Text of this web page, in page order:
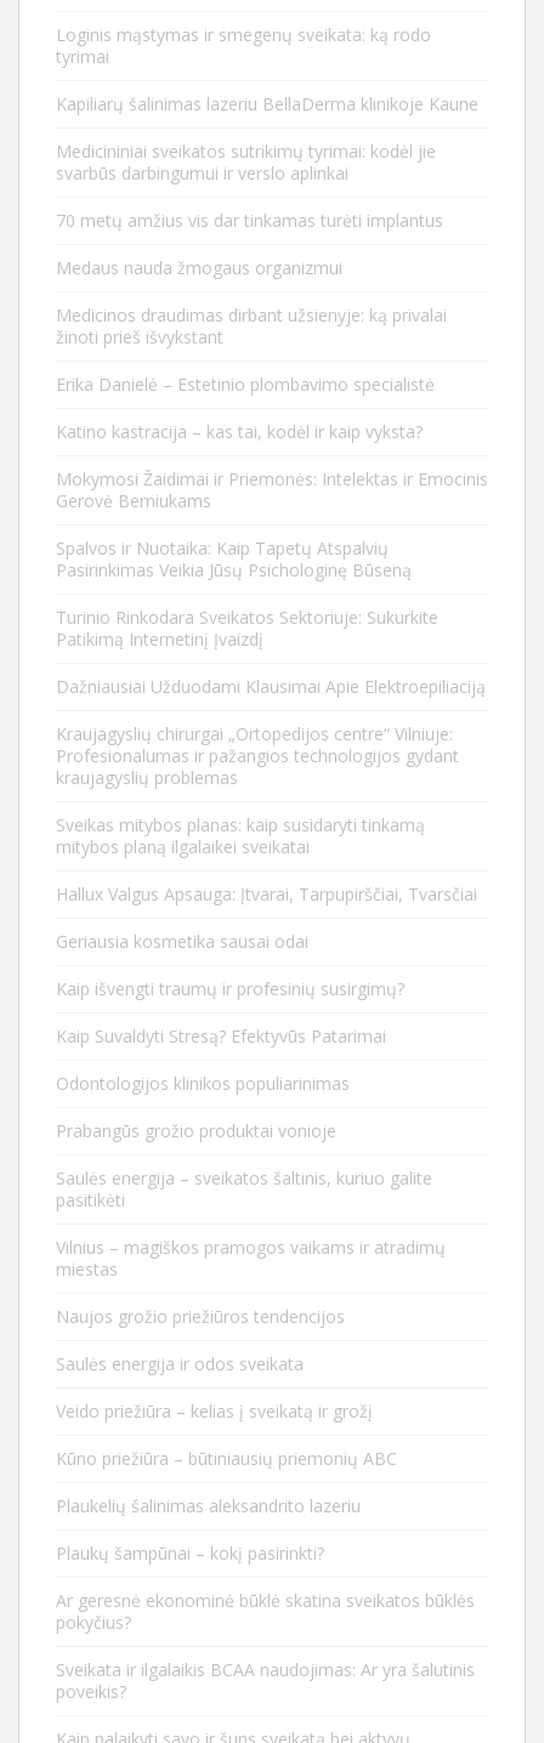
Loginis mąstymas ir smegenų sveikata: ką rodo
tyrimai
Kapiliarų šalinimas lazeriu BellaDerma klinikoje Kaune
Medicininiai sveikatos sutrikimų tyrimai: kodėl jie
svarbūs darbingumui ir verslo aplinkai
70 metų amžius vis dar tinkamas turėti implantus
Medaus nauda žmogaus organizmui
Medicinos draudimas dirbant užsienyje: ką privalai
žinoti prieš išvykstant
Erika Danielė – Estetinio plombavimo specialistė
Katino kastracija – kas tai, kodėl ir kaip vyksta?
Mokymosi Žaidimai ir Priemonės: Intelektas ir Emocinis
Gerovė Berniukams
Spalvos ir Nuotaika: Kaip Tapetų Atspalvių
Pasirinkimas Veikia Jūsų Psichologinę Būseną
Turinio Rinkodara Sveikatos Sektoriuje: Sukurkite
Patikimą Internetinį Įvaizdį
Dažniausiai Užduodami Klausimai Apie Elektroepiliaciją
Kraujagyslių chirurgai „Ortopedijos centre“ Vilniuje:
Profesionalumas ir pažangios technologijos gydant
kraujagyslių problemas
Sveikas mitybos planas: kaip susidaryti tinkamą
mitybos planą ilgalaikei sveikatai
Hallux Valgus Apsauga: Įtvarai, Tarpupirščiai, Tvarsčiai
Geriausia kosmetika sausai odai
Kaip išvengti traumų ir profesinių susirgimų?
Kaip Suvaldyti Stresą? Efektyvūs Patarimai
Odontologijos klinikos populiarinimas
Prabangūs grožio produktai vonioje
Saulės energija – sveikatos šaltinis, kuriuo galite
pasitikėti
Vilnius – magiškos pramogos vaikams ir atradimų
miestas
Naujos grožio priežiūros tendencijos
Saulės energija ir odos sveikata
Veido priežiūra – kelias į sveikatą ir grožį
Kūno priežiūra – būtiniausių priemonių ABC
Plaukelių šalinimas aleksandrito lazeriu
Plaukų šampūnai – kokį pasirinkti?
Ar geresnė ekonominė būklė skatina sveikatos būklės
pokyčius?
Sveikata ir ilgalaikis BCAA naudojimas: Ar yra šalutinis
poveikis?